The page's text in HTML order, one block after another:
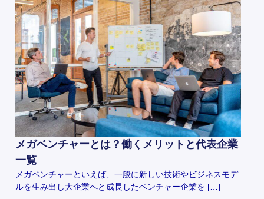
メガベンチャーとは？働くメリットと代表企業
一覧
メガベンチャーといえば、一般に新しい技術やビジネスモデ
ルを生み出し大企業へと成長したベンチャー企業を […]